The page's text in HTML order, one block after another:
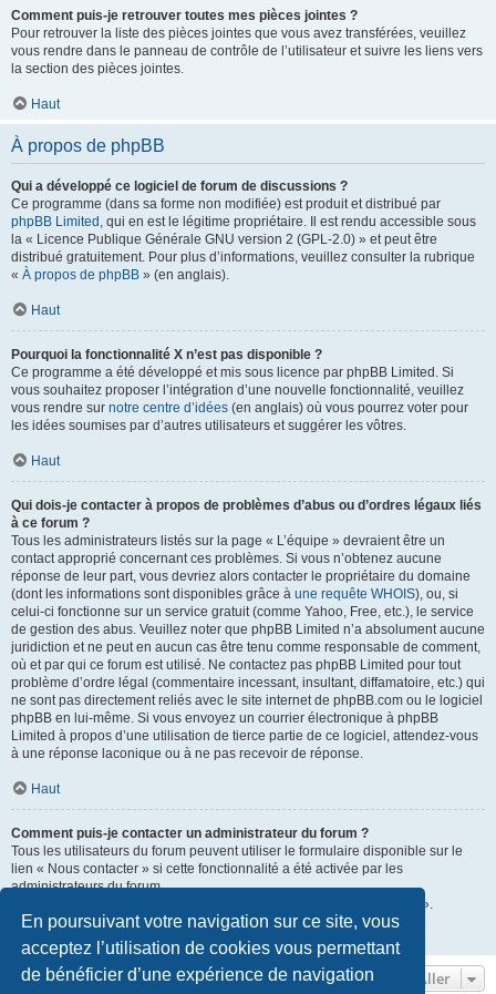
En poursuivant votre navigation sur ce site, vous
acceptez l’utilisation de cookies vous permettant
de bénéficier d’une expérience de navigation
Comment puis-je retrouver toutes mes pièces jointes ?
Pour retrouver la liste des pièces jointes que vous avez transférées, veuillez
vous rendre dans le panneau de contrôle de l’utilisateur et suivre les liens vers
la section des pièces jointes.
Haut
À propos de phpBB
Qui a développé ce logiciel de forum de discussions ?
Ce programme (dans sa forme non modifiée) est produit et distribué par
phpBB Limited , qui en est le légitime propriétaire. Il est rendu accessible sous
la « Licence Publique Générale GNU version 2 (GPL-2.0) » et peut être
distribué gratuitement. Pour plus d’informations, veuillez consulter la rubrique
« À propos de phpBB » (en anglais).
Haut
Pourquoi la fonctionnalité X n’est pas disponible ?
Ce programme a été développé et mis sous licence par phpBB Limited. Si
vous souhaitez proposer l’intégration d’une nouvelle fonctionnalité, veuillez
vous rendre sur notre centre d’idées (en anglais) où vous pourrez voter pour
les idées soumises par d’autres utilisateurs et suggérer les vôtres.
Haut
Qui dois-je contacter à propos de problèmes d’abus ou d’ordres légaux liés
à ce forum ?
Tous les administrateurs listés sur la page « L’équipe » devraient être un
contact approprié concernant ces problèmes. Si vous n’obtenez aucune
réponse de leur part, vous devriez alors contacter le propriétaire du domaine
(dont les informations sont disponibles grâce à une requête WHOIS), ou, si
celui-ci fonctionne sur un service gratuit (comme Yahoo, Free, etc.), le service
de gestion des abus. Veuillez noter que phpBB Limited n’a absolument aucune
juridiction et ne peut en aucun cas être tenu comme responsable de comment,
où et par qui ce forum est utilisé. Ne contactez pas phpBB Limited pour tout
problème d’ordre légal (commentaire incessant, insultant, diffamatoire, etc.) qui
ne sont pas directement reliés avec le site internet de phpBB.com ou le logiciel
phpBB en lui-même. Si vous envoyez un courrier électronique à phpBB
Limited à propos d’une utilisation de tierce partie de ce logiciel, attendez-vous
à une réponse laconique ou à ne pas recevoir de réponse.
Haut
Comment puis-je contacter un administrateur du forum ?
Tous les utilisateurs du forum peuvent utiliser le formulaire disponible sur le
lien « Nous contacter » si cette fonctionnalité a été activée par les
administrateurs du forum.
Les membres du forum peuvent également utiliser le lien « L’équipe ».
Aller